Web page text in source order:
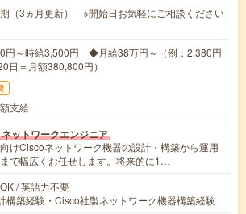
（3ヵ月更新） ※開始日お気軽にご相談ください
円～時給3,500円 ◆月給38万円～（例：2,380円
日＝月額380,800円）
支給
ットワークエンジニア
けCiscoネットワーク機器の設計・構築から運用
で幅広くお任せします。将来的に1…
/ 英語力不要
構築経験・Cisco社製ネットワーク機器構築経験